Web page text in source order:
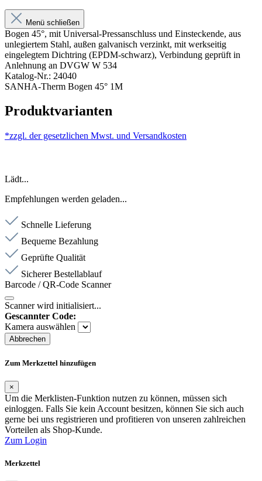
Menü schließen
Bogen 45°, mit Universal-Pressanschluss und Einsteckende, aus
unlegiertem Stahl, außen galvanisch verzinkt, mit werkseitig
eingelegtem Dichtring (EPDM-schwarz), Verbindung geprüft in
Anlehnung an DVGW W 534
Katalog-Nr.: 24040
SANHA-Therm Bogen 45° 1M
Produktvarianten
*zzgl. der gesetzlichen Mwst. und Versandkosten
Lädt...
Empfehlungen werden geladen...
Schnelle Lieferung
Bequeme Bezahlung
Geprüfte Qualität
Sicherer Bestellablauf
Barcode / QR-Code Scanner
Scanner wird initialisiert...
Gescannter Code:
Kamera auswählen
Abbrechen
Zum Merkzettel hinzufügen
×
Um die Merklisten-Funktion nutzen zu können, müssen sich
einloggen. Falls Sie kein Account besitzen, können Sie sich auch
gerne bei uns registrieren und profitieren von unseren zahlreichen
Vorteilen als Shop-Kunde.
Zum Login
Merkzettel